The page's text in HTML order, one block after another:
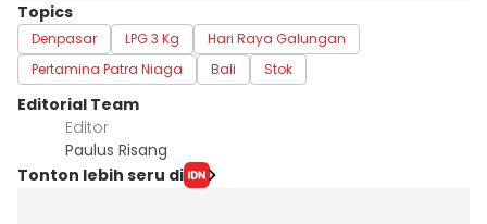
Topics
Denpasar LPG 3 Kg
Hari Raya Galungan
Pertamina Patra Niaga
Bali Stok
Editorial Team
Editor
Paulus Risang
Tonton lebih seru di